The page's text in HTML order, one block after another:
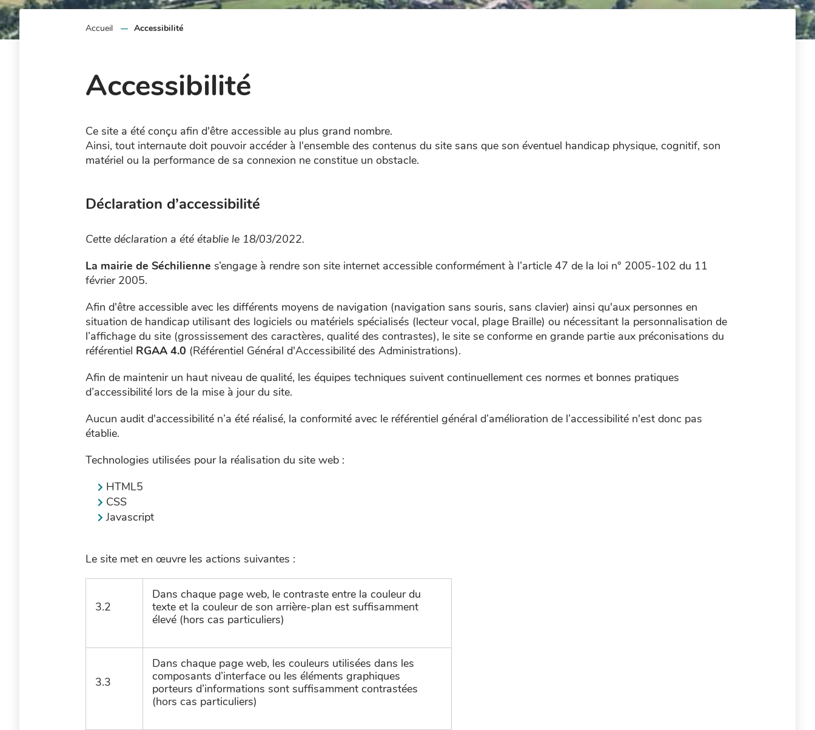
Accueil Accessibilité
Accessibilité
Ce site a été conçu afin d'être accessible au plus grand nombre.
Ainsi, tout internaute doit pouvoir accéder à l'ensemble des contenus du site sans que son éventuel handicap physique, cognitif, son
matériel ou la performance de sa connexion ne constitue un obstacle.
Déclaration d’accessibilité
Cette déclaration a été établie le 18/03/2022.
La mairie de Séchilienne s’engage à rendre son site internet accessible conformément à l’article 47 de la loi n° 2005-102 du 11
février 2005.
Afin d'être accessible avec les différents moyens de navigation (navigation sans souris, sans clavier) ainsi qu'aux personnes en
situation de handicap utilisant des logiciels ou matériels spécialisés (lecteur vocal, plage Braille) ou nécessitant la personnalisation de
l’affichage du site (grossissement des caractères, qualité des contrastes), le site se conforme en grande partie aux préconisations du
référentiel RGAA 4.0 (Référentiel Général d'Accessibilité des Administrations).
Afin de maintenir un haut niveau de qualité, les équipes techniques suivent continuellement ces normes et bonnes pratiques
d’accessibilité lors de la mise à jour du site.
Aucun audit d'accessibilité n’a été réalisé, la conformité avec le référentiel général d’amélioration de l’accessibilité n'est donc pas
établie.
Technologies utilisées pour la réalisation du site web :
HTML5
CSS
Javascript
Le site met en œuvre les actions suivantes :
3.2
Dans chaque page web, le contraste entre la couleur du
texte et la couleur de son arrière-plan est suffisamment
élevé (hors cas particuliers)
3.3
Dans chaque page web, les couleurs utilisées dans les
composants d’interface ou les éléments graphiques
porteurs d’informations sont suffisamment contrastées
(hors cas particuliers)